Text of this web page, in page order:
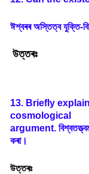
ঈশ্বৰৰ অস্তিত্ব যুক্তি-
উত্তৰঃ
13. Briefly
cosmological
argument.
কৰা।
উত্তৰঃ